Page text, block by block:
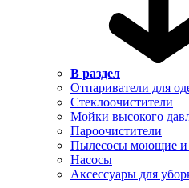
В раздел
Отпариватели для
Стеклоочистители
Мойки высокого
Пароочистители
Пылесосы моющие
Насосы
Аксессуары для